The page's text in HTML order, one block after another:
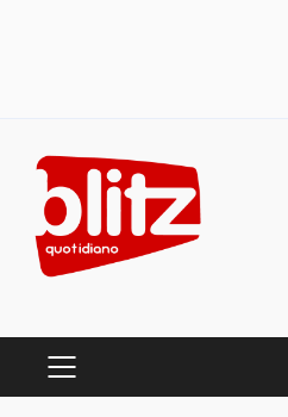
content
PRIMARY